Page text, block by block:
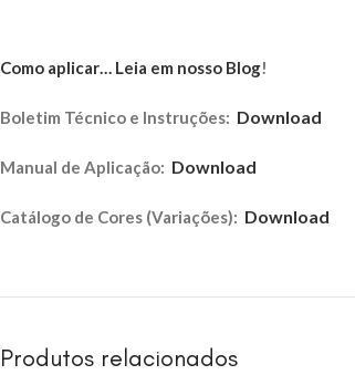
Como aplicar… Leia em nosso Blog!
Boletim Técnico e Instruções: Download
Manual de Aplicação: Download
Catálogo de Cores (Variações): Download
Produtos relacionados